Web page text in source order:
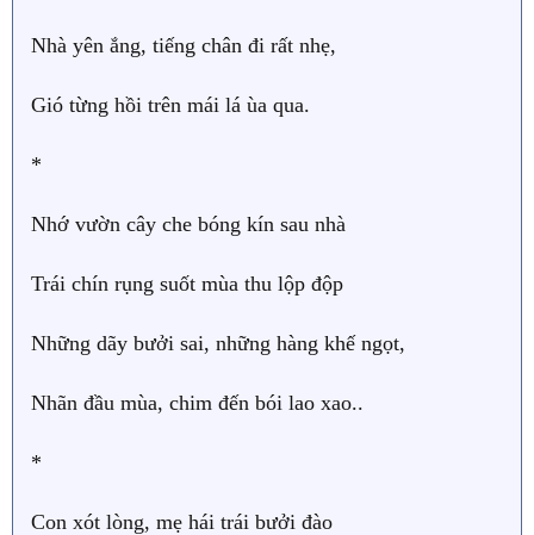
Nhà yên ắng, tiếng chân đi rất nhẹ,
Gió từng hồi trên mái lá ùa qua.
*
Nhớ vườn cây che bóng kín sau nhà
Trái chín rụng suốt mùa thu lộp độp
Những dãy bưởi sai, những hàng khế ngọt,
Nhãn đầu mùa, chim đến bói lao xao..
*
Con xót lòng, mẹ hái trái bưởi đào